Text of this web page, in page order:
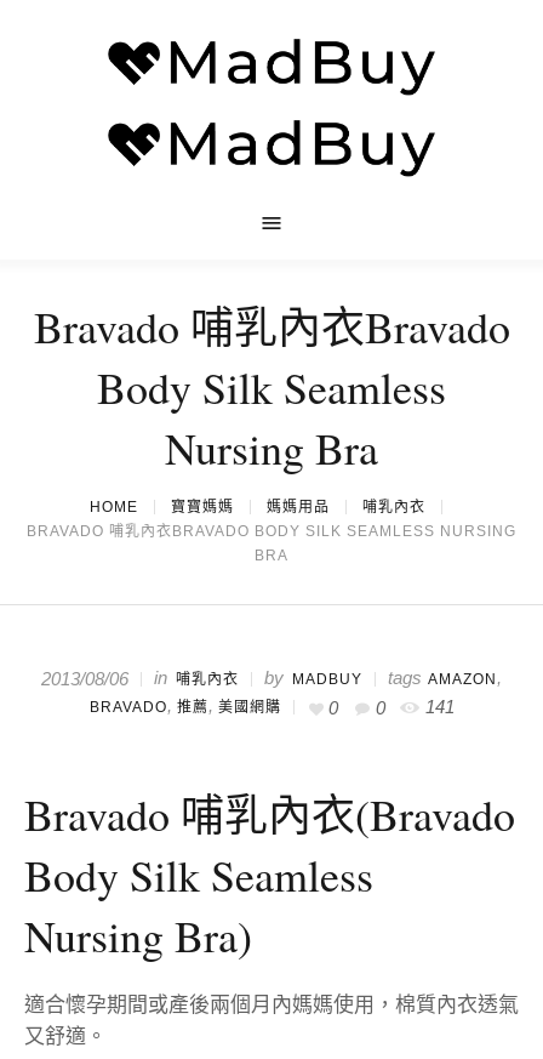
Bravado 哺乳內衣Bravado
Body Silk Seamless
Nursing Bra
HOME 寶寶媽媽 媽媽用品
哺乳內衣
BRAVADO 哺乳內衣BRAVADO BODY SILK SEAMLESS NURSING
BRA
2013/08/06 in 哺乳內衣 by MADBUY tags AMAZON ,
BRAVADO, 推薦 , 美國網購 0 0 141
Bravado 哺乳內衣(Bravado
Body Silk Seamless
Nursing Bra)
適合懷孕期間或產後兩個月內媽媽使用，棉質內衣透氣
又舒適。